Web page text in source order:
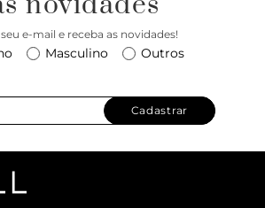
e-mail e receba as novidades!
Masculino Outros
Cadastrar